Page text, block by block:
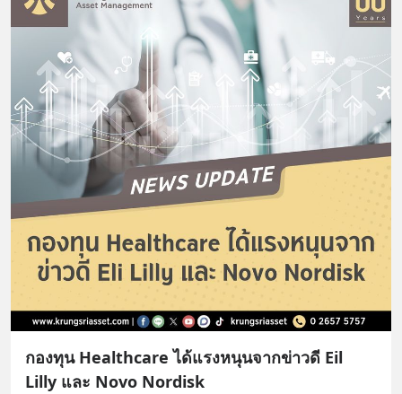
กองทุน Healthcare ได้แรงหนุนจากข่าวดี Eil
Lilly และ Novo Nordisk